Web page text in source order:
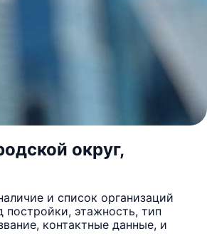
округ,
и список организаций
этажность, тип
контактные данные, и